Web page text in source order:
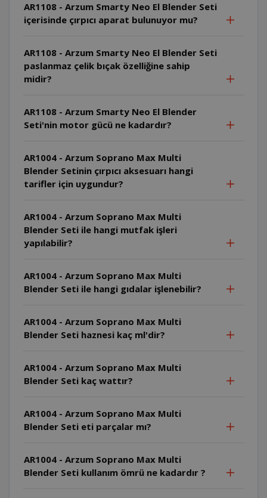
AR1108 - Arzum Smarty Neo El Blender Seti
içerisinde çırpıcı aparat bulunuyor mu?
AR1108 - Arzum Smarty Neo El Blender Seti
paslanmaz çelik bıçak özelliğine sahip
midir?
AR1108 - Arzum Smarty Neo El Blender
Seti'nin motor gücü ne kadardır?
AR1004 - Arzum Soprano Max Multi
Blender Setinin çırpıcı aksesuarı hangi
tarifler için uygundur?
AR1004 - Arzum Soprano Max Multi
Blender Seti ile hangi mutfak işleri
yapılabilir?
AR1004 - Arzum Soprano Max Multi
Blender Seti ile hangi gıdalar işlenebilir?
AR1004 - Arzum Soprano Max Multi
Blender Seti haznesi kaç ml'dir?
AR1004 - Arzum Soprano Max Multi
Blender Seti kaç wattır?
AR1004 - Arzum Soprano Max Multi
Blender Seti eti parçalar mı?
AR1004 - Arzum Soprano Max Multi
Blender Seti kullanım ömrü ne kadardır ?